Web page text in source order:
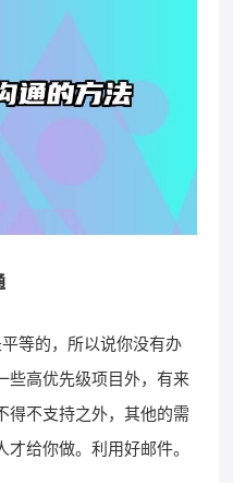
等的，所以说你没有办
些高优先级项目外，有来
得不支持之外，其他的需
给你做。利用好邮件。